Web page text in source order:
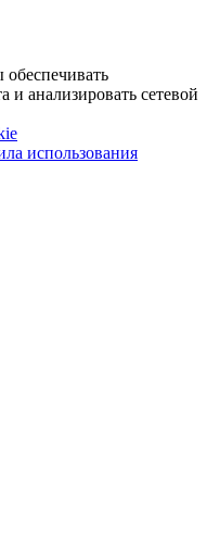
и анализировать сетевой
использования